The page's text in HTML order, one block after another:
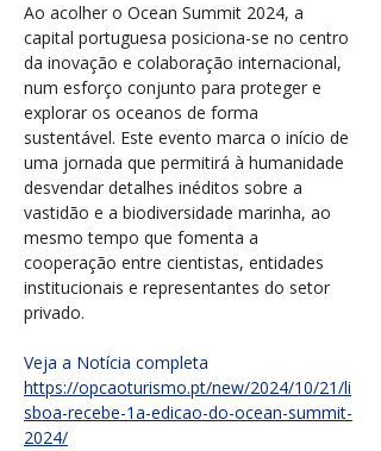
Ao acolher o Ocean Summit 2024, a
capital portuguesa posiciona-se no centro
da inovação e colaboração internacional,
num esforço conjunto para proteger e
explorar os oceanos de forma
sustentável. Este evento marca o início de
uma jornada que permitirá à humanidade
desvendar detalhes inéditos sobre a
vastidão e a biodiversidade marinha, ao
mesmo tempo que fomenta a
cooperação entre cientistas, entidades
institucionais e representantes do setor
privado.
Veja a Notícia completa
https://opcaoturismo.pt/new/2024/10/21/li
sboa-recebe-1a-edicao-do-ocean-summit-
2024/